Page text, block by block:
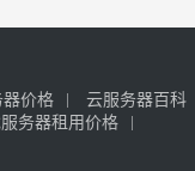
价格 云服务器百科
务器租用价格